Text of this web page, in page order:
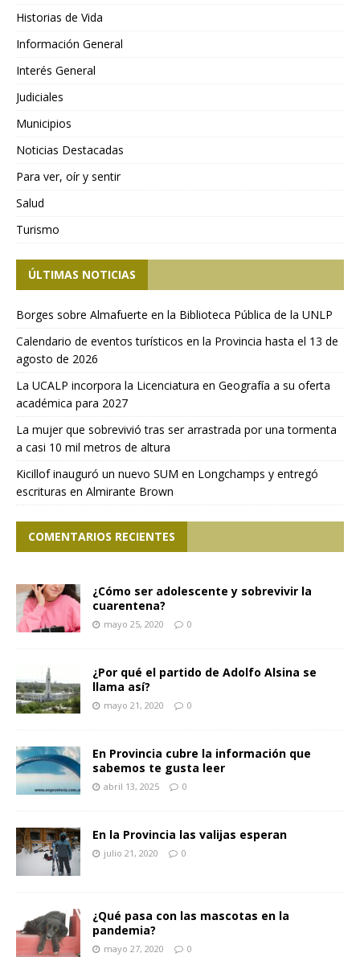
Historias de Vida
Información General
Interés General
Judiciales
Municipios
Noticias Destacadas
Para ver, oír y sentir
Salud
Turismo
ÚLTIMAS NOTICIAS
Borges sobre Almafuerte en la Biblioteca Pública de la UNLP
Calendario de eventos turísticos en la Provincia hasta el 13 de
agosto de 2026
La UCALP incorpora la Licenciatura en Geografía a su oferta
académica para 2027
La mujer que sobrevivió tras ser arrastrada por una tormenta
a casi 10 mil metros de altura
Kicillof inauguró un nuevo SUM en Longchamps y entregó
escrituras en Almirante Brown
COMENTARIOS RECIENTES
¿Cómo ser adolescente y sobrevivir la
cuarentena?
mayo 25, 2020 0
¿Por qué el partido de Adolfo Alsina se
llama así?
mayo 21, 2020 0
En Provincia cubre la información que
sabemos te gusta leer
abril 13, 2025 0
En la Provincia las valijas esperan
julio 21, 2020 0
¿Qué pasa con las mascotas en la
pandemia?
mayo 27, 2020 0